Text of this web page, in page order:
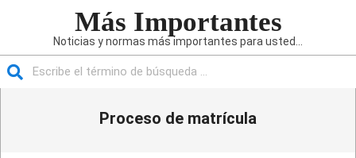
Más Importantes
Noticias y normas más importantes para usted...
Proceso de matrícula